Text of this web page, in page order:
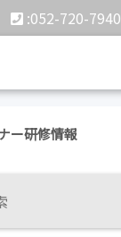
:052-720-7940
ー研修情報